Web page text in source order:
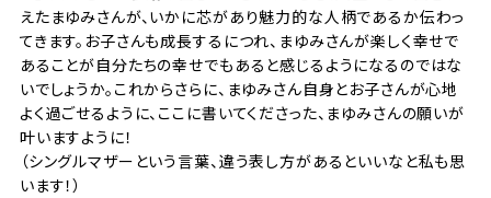
えたまゆみさんが、いかに芯があり魅力的な人柄であるか伝わっ
てきます。お子さんも成長するにつれ、まゆみさんが楽しく幸せで
あることが自分たちの幸せでもあると感じるようになるのではな
いでしょうか。これからさらに、まゆみさん自身とお子さんが心地
よく過ごせるように、ここに書いてくださった、まゆみさんの願いが
叶いますように！
（シングルマザーという言葉、違う表し方があるといいなと私も思
います！）